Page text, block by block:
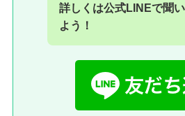
詳しくは公式LINEで聞
よう！